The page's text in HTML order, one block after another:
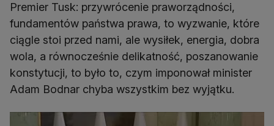
Premier Tusk: przywrócenie praworządności,
fundamentów państwa prawa, to wyzwanie, które
ciągle stoi przed nami, ale wysiłek, energia, dobra
wola, a równocześnie delikatność, poszanowanie
konstytucji, to było to, czym imponował minister
Adam Bodnar chyba wszystkim bez wyjątku.